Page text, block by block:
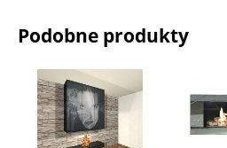
Podobne produkty